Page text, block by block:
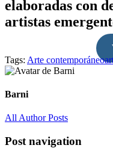
elaboradas con
artistas
Tags: Arte contemporáneo
Barni
All Author Posts
Post navigation